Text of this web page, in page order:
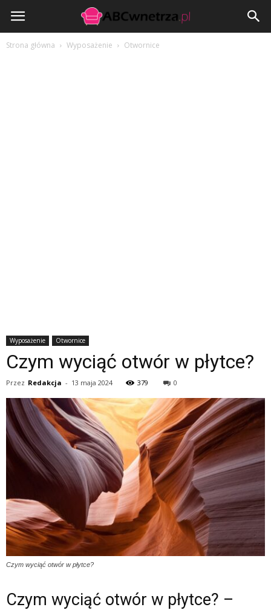
ABCwnetrza.pl
Strona główna Wyposażenie Otwornice
Wyposażenie Otwornice
Czym wyciąć otwór w płytce?
Przez Redakcja - 13 maja 2024 379 0
Czym wyciąć otwór w płytce?
Czym wyciąć otwór w płytce? –